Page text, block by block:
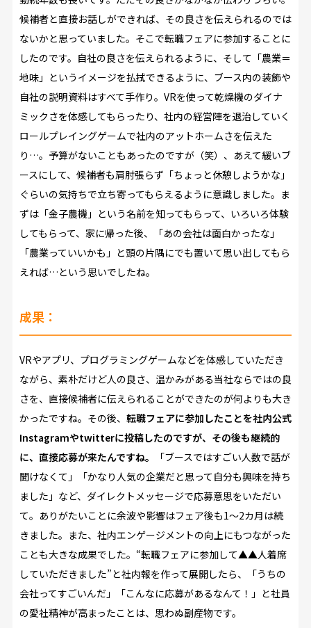
候補者と直接お話しができれば、その良さを伝えられるのでは
ないかと思っていました。そこで転職フェアに参加することに
したのです。自社の良さを伝えられるように、そして「農業＝
地味」というイメージを払拭できるように、ブース内の装飾や
自社の説明資料はすべて手作り。VRを使って乾燥機のダイナ
ミックさを体感してもらったり、社内の経営陣を退治していく
ロールプレイングゲームで社内のアットホームさを伝えた
り…。予算がないこともあったのですが（笑）、あえて緩いブ
ースにして、候補者も肩肘張らず「ちょっと休憩しようかな」
ぐらいの気持ちで立ち寄ってもらえるように意識しました。ま
ずは「金子農機」という名前を知ってもらって、いろいろ体験
してもらって、家に帰った後、「あの会社は面白かったな」
「農業っていいかも」と頭の片隅にでも置いて思い出してもら
えれば…という思いでしたね。
成果：
VRやアプリ、プログラミングゲームなどを体感していただき
ながら、素朴だけど人の良さ、温かみがある当社ならではの良
さを、直接候補者に伝えられることができたのが何よりも大き
かったですね。その後、 転職フェアに参加したことを社内公式
Instagramやtwitterに投稿したのですが、その後も継続的
に、直接応募が来たんですね。
「ブースではすごい人数で話が
聞けなくて」「かなり人気の企業だと思って自分も興味を持ち
ました」など、ダイレクトメッセージで応募意思をいただい
て。ありがたいことに余波や影響はフェア後も1～2カ月は続
きました。また、社内エンゲージメントの向上にもつながった
ことも大きな成果でした。“転職フェアに参加して▲▲人着席
していただきました”と社内報を作って展開したら、「うちの
会社ってすごいんだ」「こんなに応募があるなんて！」と社員
の愛社精神が高まったことは、思わぬ副産物です。